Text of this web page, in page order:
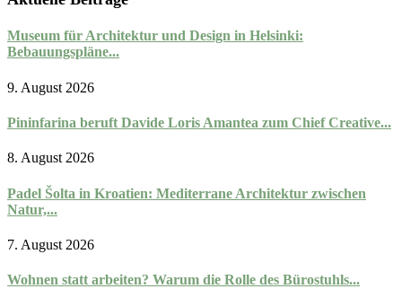
Museum für Architektur und Design in Helsinki:
Bebauungspläne...
9. August 2026
Pininfarina beruft Davide Loris Amantea zum Chief Creative...
8. August 2026
Padel Šolta in Kroatien: Mediterrane Architektur zwischen
Natur,...
7. August 2026
Wohnen statt arbeiten? Warum die Rolle des Bürostuhls...